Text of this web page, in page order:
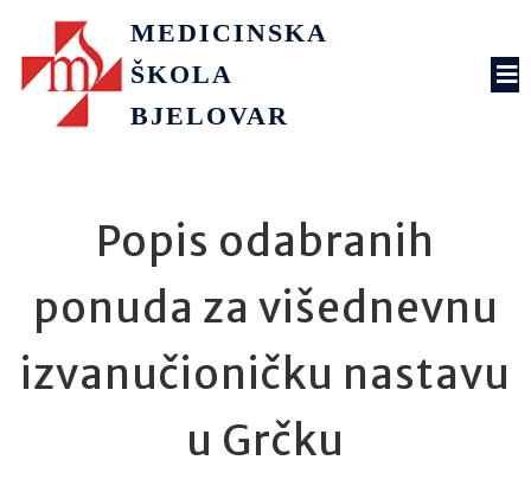
MEDICINSKA
ŠKOLA
BJELOVAR
Popis odabranih
ponuda za višednevnu
izvanučioničku nastavu
u Grčku